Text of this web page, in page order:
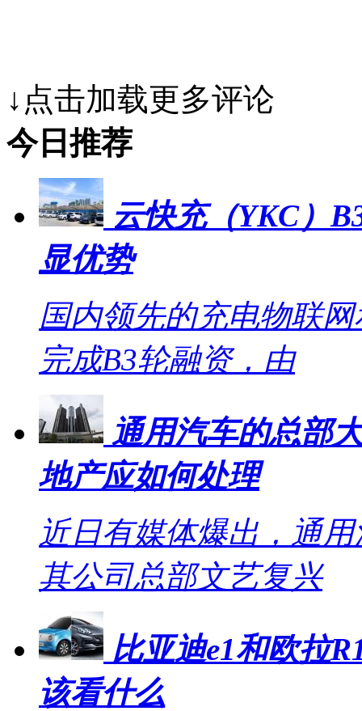
↓点击加载更多评论
今日推荐
云快充（YKC）
显优势
国内领先的充电物联
完成B3轮融资，由
通用汽车的总部
地产应如何处理
近日有媒体爆出，通
其公司总部文艺复兴
比亚迪e1和欧拉
该看什么